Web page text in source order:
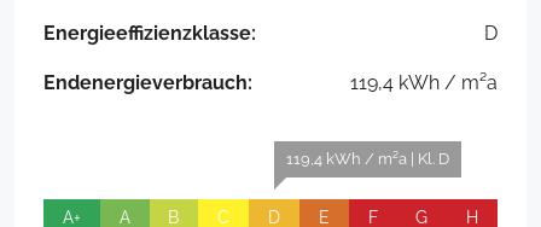
Energieeffizienzklasse: D
Endenergieverbrauch: 119,4 kWh / m²a
A+ A B C
119,4 kWh / m²a | Kl. D
D E F G H